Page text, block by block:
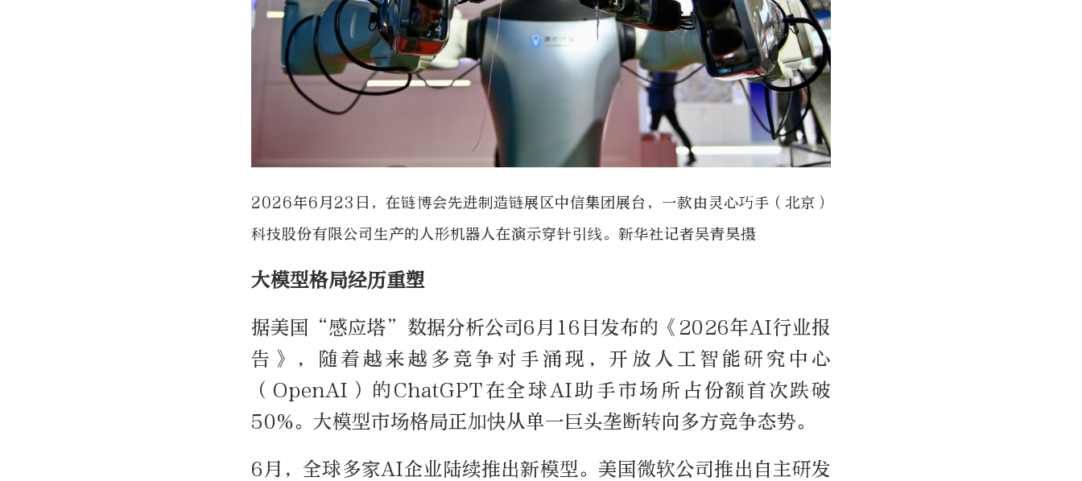
2026年6月23日，在链博会先进制造链展区中信集团展台，一款由灵心巧手（北京）
科技股份有限公司生产的人形机器人在演示穿针引线。新华社记者吴青昊摄
大模型格局经历重塑
据美国“感应塔”数据分析公司6月16日发布的《2026年AI行业报
告》，随着越来越多竞争对手涌现，开放人工智能研究中心
（OpenAI）的ChatGPT在全球AI助手市场所占份额首次跌破
50%。大模型市场格局正加快从单一巨头垄断转向多方竞争态势。
6月，全球多家AI企业陆续推出新模型。美国微软公司推出自主研发